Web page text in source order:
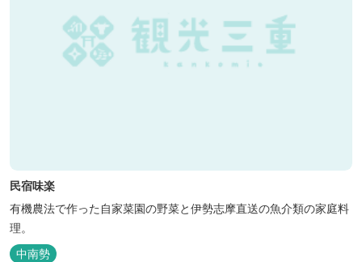
民宿味楽
有機農法で作った自家菜園の野菜と伊勢志摩直送の魚介類の家庭料
理。
中南勢